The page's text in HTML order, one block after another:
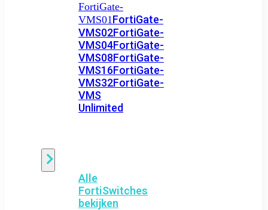
FortiGate-
VMS01FortiGate-
VMS02FortiGate-
VMS04FortiGate-
VMS08FortiGate-
VMS16FortiGate-
VMS32FortiGate-
VMS
Unlimited
Alle
FortiSwitches
bekijken